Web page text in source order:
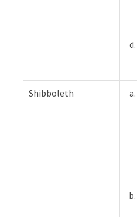
Shibboleth